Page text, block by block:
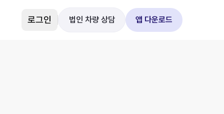
로그인 법인 차량 상담 앱 다운로드